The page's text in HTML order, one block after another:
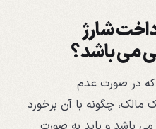
شارژ
می باشد؟
در صورت عدم
چگونه با آن برخورد